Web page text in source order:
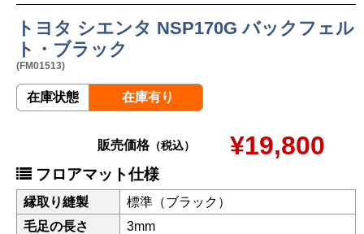
トヨタ シエンタ NSP170G バックフェル
ト・ブラック
(FM01513)
在庫状態 在庫有り
販売価格（税込） ¥19,800
フロアマット仕様
縁取り縫製
標準（ブラック）
毛足の長さ
3mm